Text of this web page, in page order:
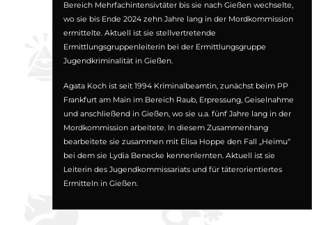
Bereich Mehrfachintensivtäter bis sie nach Gießen wechselte,
wo sie bis Ende 2024 zehn Jahre lang in der Mordkommission
ermittelte. Aktuell ist sie stellvertretende
Ermittlungsgruppenleiterin bei der Ermittlungsgruppe
Jugendkriminalität in Gießen.
Agata Koch ist seit 1994 Kriminalbeamtin, zunächst beim PP
Frankfurt am Main im Bereich Raub, Erpressung, Geiselnahme
und anschließend in Gießen, wo sie u.a. fünf Jahre lang in der
Mordkommission arbeitete. In diesem Zusammenhang
bearbeitete sie zusammen mit Elisa Hoppe den Fall „Heimu“
bei dem sie Lydia Benecke kennenlernten. Aktuell ist sie
Leiterin des Jugendkommissariats und für täterorientiertes
Ermitteln in Gießen.